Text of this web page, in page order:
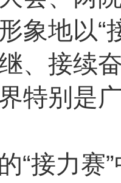
象地以“
、接续
特别是
“接力赛